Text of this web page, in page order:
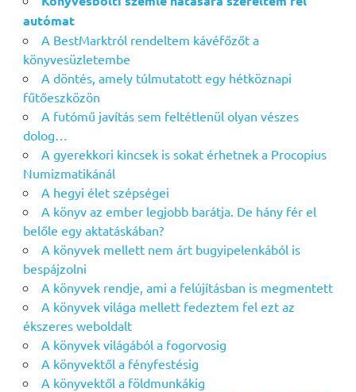
autómat
A BestMarktról rendeltem kávéfőzőt a
könyvesüzletembe
A döntés, amely túlmutatott egy hétköznapi
fűtőeszközön
A futómű javítás sem feltétlenül olyan vészes
dolog…
A gyerekkori kincsek is sokat érhetnek a Procopius
Numizmatikánál
A hegyi élet szépségei
A könyv az ember legjobb barátja. De hány fér el
belőle egy aktatáskában?
A könyvek mellett nem árt bugyipelenkából is
bespájzolni
A könyvek rendje, ami a felújításban is megmentett
A könyvek világa mellett fedeztem fel ezt az
ékszeres weboldalt
A könyvek világából a fogorvosig
A könyvektől a fényfestésig
A könyvektől a földmunkákig